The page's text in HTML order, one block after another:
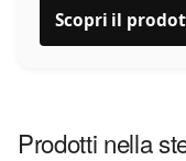
Scopri il
Prodotti nella